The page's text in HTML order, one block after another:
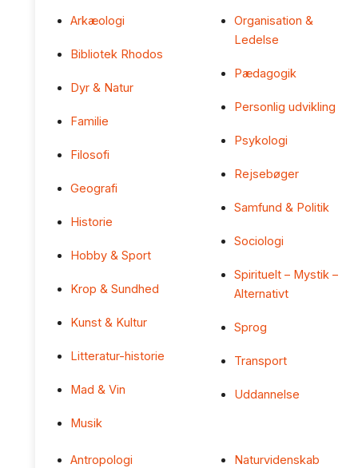
Arkæologi
Bibliotek Rhodos
Dyr & Natur
Familie
Filosofi
Geografi
Historie
Hobby & Sport
Krop & Sundhed
Kunst & Kultur
Litteratur-historie
Mad & Vin
Musik
Organisation &
Ledelse
Pædagogik
Personlig udvikling
Psykologi
Rejsebøger
Samfund & Politik
Sociologi
Spirituelt – Mystik –
Alternativt
Sprog
Transport
Uddannelse
Antropologi
Naturvidenskab